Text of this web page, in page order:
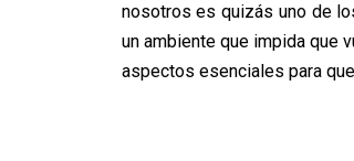
nosotros es quizás uno de
un ambiente que impida que
aspectos esenciales para